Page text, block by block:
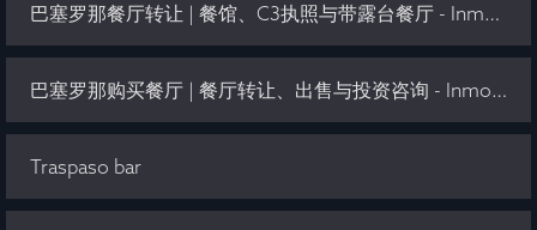
巴塞罗那餐厅转让 | 餐馆、C3执照与带露台餐厅 - Inmo Olaya
巴塞罗那购买餐厅 | 餐厅转让、出售与投资咨询 - Inmo Olaya
Traspaso bar